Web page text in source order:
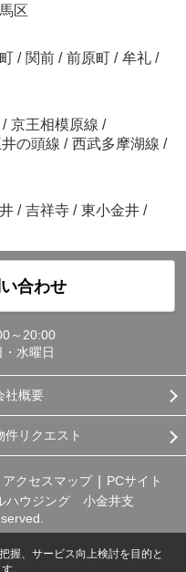
区
/ 関前 / 前原町 / 牟礼 /
/ 京王相模原線 /
の頭線 / 西武多摩湖線 /
/ 吉祥寺 / 東小金井 /
合わせ
～20:00
・水曜日
社概要
件リクエスト
アクセスマップ
PCサイト
ハウジング 小金井支
握、サービス向上検討を目的と
。